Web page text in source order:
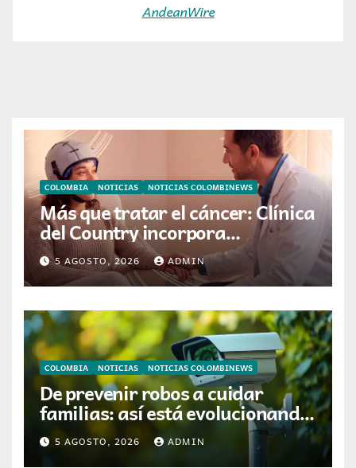
AndeanWire
COLOMBIA NOTICIAS NOTICIAS COLOMBINEWS
Más que tratar el cáncer: Clínica
del Country incorpora
tecnología que ayuda a
preservar el cabello y la
confianza durante la
quimioterapia
5 AGOSTO, 2026 ADMIN
COLOMBIA NOTICIAS NOTICIAS COLOMBINEWS
De prevenir robos a cuidar
familias: así está evolucionando
la videovigilancia en los hogares
colombianos
5 AGOSTO, 2026 ADMIN